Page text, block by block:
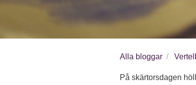
Alla bloggar
På skärtorsdagen